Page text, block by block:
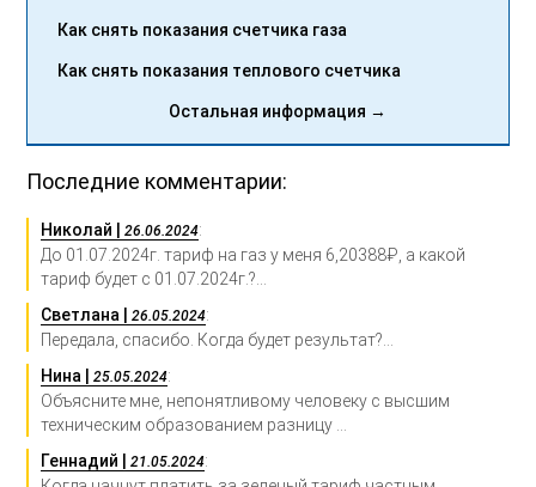
Как снять показания счетчика газа
Как снять показания теплового счетчика
Остальная информация →
Последние комментарии:
Николай |26.06.2024:
До 01.07.2024г. тариф на газ у меня 6,20388₽, а какой
тариф будет с 01.07.2024г.?...
Светлана |26.05.2024:
Передала, спасибо. Когда будет результат?...
Нина |25.05.2024:
Объясните мне, непонятливому человеку с высшим
техническим образованием разницу ...
Геннадий |21.05.2024: